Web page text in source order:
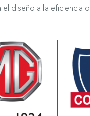
diseño a la eficiencia